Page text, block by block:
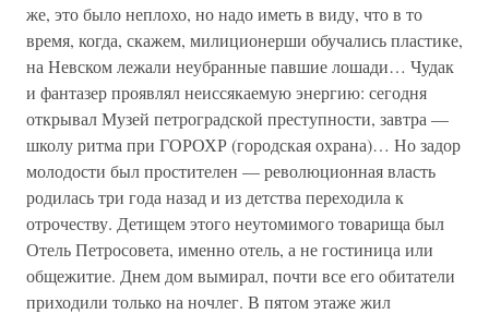
же, это было неплохо, но надо иметь в виду, что в то
время, когда, скажем, милиционерши обучались пластике,
на Невском лежали неубранные павшие лошади… Чудак
и фантазер проявлял неиссякаемую энергию: сегодня
открывал Музей петроградской преступности, завтра —
школу ритма при ГОРОХР (городская охрана)… Но задор
молодости был простителен — революционная власть
родилась три года назад и из детства переходила к
отрочеству. Детищем этого неутомимого товарища был
Отель Петросовета, именно отель, а не гостиница или
общежитие. Днем дом вымирал, почти все его обитатели
приходили только на ночлег. В пятом этаже жил